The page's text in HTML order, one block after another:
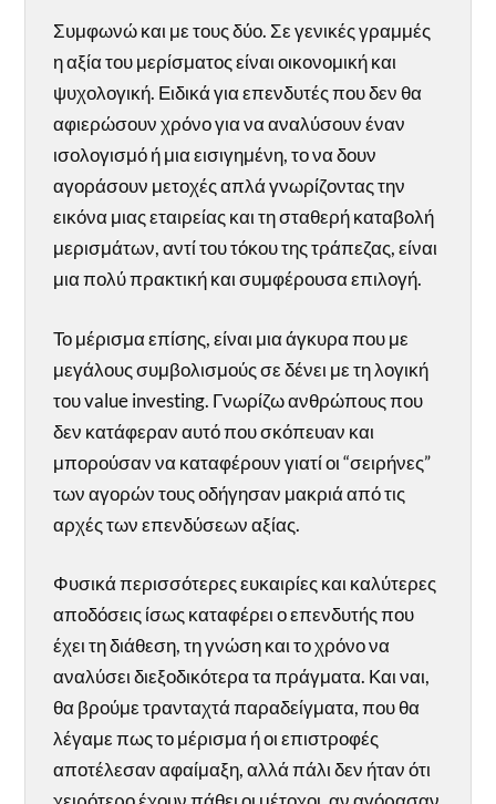
Συμφωνώ και με τους δύο. Σε γενικές γραμμές
η αξία του μερίσματος είναι οικονομική και
ψυχολογική. Ειδικά για επενδυτές που δεν θα
αφιερώσουν χρόνο για να αναλύσουν έναν
ισολογισμό ή μια εισιγημένη, το να δουν
αγοράσουν μετοχές απλά γνωρίζοντας την
εικόνα μιας εταιρείας και τη σταθερή καταβολή
μερισμάτων, αντί του τόκου της τράπεζας, είναι
μια πολύ πρακτική και συμφέρουσα επιλογή.
Το μέρισμα επίσης, είναι μια άγκυρα που με
μεγάλους συμβολισμούς σε δένει με τη λογική
του value investing. Γνωρίζω ανθρώπους που
δεν κατάφεραν αυτό που σκόπευαν και
μπορούσαν να καταφέρουν γιατί οι “σειρήνες”
των αγορών τους οδήγησαν μακριά από τις
αρχές των επενδύσεων αξίας.
Φυσικά περισσότερες ευκαιρίες και καλύτερες
αποδόσεις ίσως καταφέρει ο επενδυτής που
έχει τη διάθεση, τη γνώση και το χρόνο να
αναλύσει διεξοδικότερα τα πράγματα. Και ναι,
θα βρούμε τρανταχτά παραδείγματα, που θα
λέγαμε πως το μέρισμα ή οι επιστροφές
αποτέλεσαν αφαίμαξη, αλλά πάλι δεν ήταν ότι